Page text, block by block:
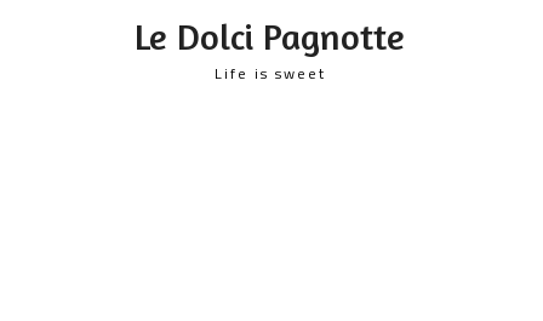
Le Dolci Pagnotte
Life is sweet